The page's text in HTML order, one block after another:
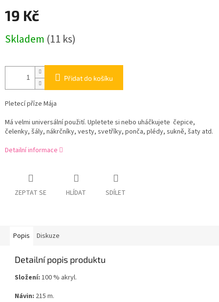
19 Kč
cena:
Skladem (11 ks)
Přidat do košíku
Pletecí příze Mája
Má velmi universální použití. Upletete si nebo uháčkujete čepice,
čelenky, šály, nákrčníky, vesty, svetříky, ponča, plédy, sukně, šaty atd.
Detailní informace
ZEPTAT SE HLÍDAT SDÍLET
Popis Diskuze
Detailní popis produktu
Složení: 100 % akryl.
Návin: 215 m.